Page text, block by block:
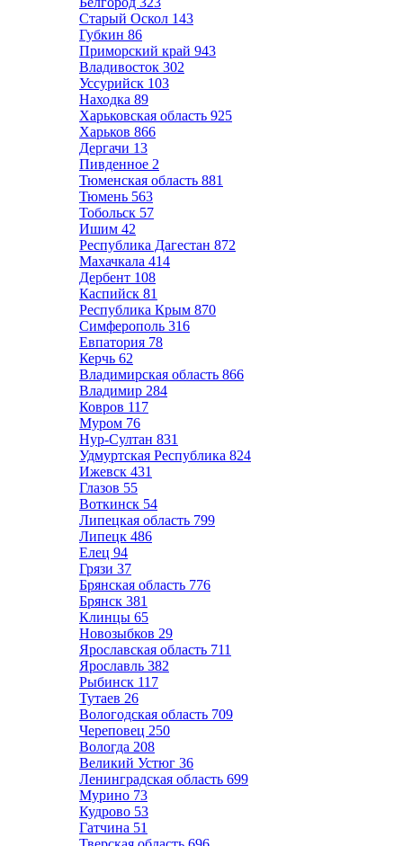
Старый Оскол 143
Губкин 86
Приморский край 943
Владивосток 302
Уссурийск 103
Находка 89
Харьковская область 925
Харьков 866
Дергачи 13
Пивденное 2
Тюменская область 881
Тюмень 563
Тобольск 57
Ишим 42
Республика Дагестан 872
Махачкала 414
Дербент 108
Каспийск 81
Республика Крым 870
Симферополь 316
Евпатория 78
Керчь 62
Владимирская область 866
Владимир 284
Ковров 117
Муром 76
Нур-Султан 831
Удмуртская Республика 824
Ижевск 431
Глазов 55
Воткинск 54
Липецкая область 799
Липецк 486
Елец 94
Грязи 37
Брянская область 776
Брянск 381
Клинцы 65
Новозыбков 29
Ярославская область 711
Ярославль 382
Рыбинск 117
Тутаев 26
Вологодская область 709
Череповец 250
Вологда 208
Великий Устюг 36
Ленинградская область 699
Мурино 73
Кудрово 53
Гатчина 51